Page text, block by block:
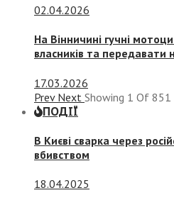
02.04.2026
На Вінничині гучні
власників та передавати
17.03.2026
Prev Next Showing 1 Of 851
ПОДІЇ
В Києві сварка через
вбивством
18.04.2025